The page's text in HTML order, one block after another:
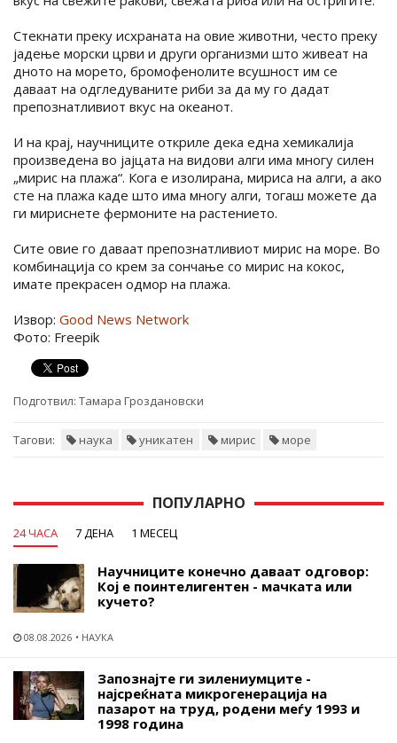
Стекнати преку исхраната на овие животни, често преку
јадење морски црви и други организми што живеат на
дното на морето, бромофенолите всушност им се
даваат на одгледуваните риби за да му го дадат
препознатливиот вкус на океанот.
И на крај, научниците откриле дека една хемикалија
произведена во јајцата на видови алги има многу силен
„мирис на плажа“. Кога е изолирана, мириса на алги, а ако
сте на плажа каде што има многу алги, тогаш можете да
ги мириснете фермоните на растението.
Сите овие го даваат препознатливиот мирис на море. Во
комбинација со крем за сончање со мирис на кокос,
имате прекрасен одмор на плажа.
Извор: Good News Network
Фото: Freepik
Подготвил: Тамара Гроздановски
Тагови: наука уникатен мирис море
ПОПУЛАРНО
24 ЧАСА 7 ДЕНА 1 МЕСЕЦ
Научниците конечно даваат одговор:
Кој е поинтелигентен - мачката или
кучето?
08.08.2026 НАУКА
Запознајте ги зилениумците -
најсреќната микрогенерација на
пазарот на труд, родени меѓу 1993 и
1998 година